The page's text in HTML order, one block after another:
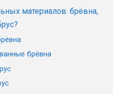
материалов: брёвна,
брёвна